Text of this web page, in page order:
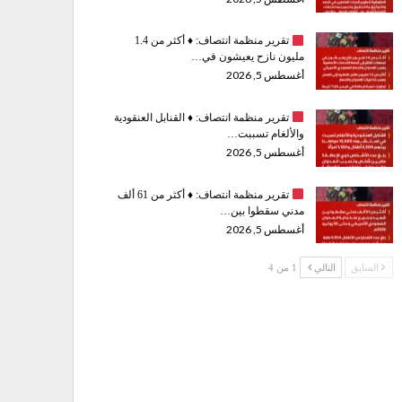
تقرير منظمة انتصاف: ♦️
أكثر من 1.4
مليون نازح يعيشون في…
أغسطس 5, 2026
تقرير منظمة انتصاف: ♦️القنابل العنقودية
والألغام تسببت…
أغسطس 5, 2026
تقرير منظمة انتصاف: ♦️
أكثر من 61 ألف
مدني سقطوا بين…
أغسطس 5, 2026
السابق التالي 1 من 4